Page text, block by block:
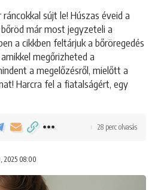
sújt le! Húszas éveid a
már most jegyzeteli a
a cikkben feltárjuk a bőröregedés
megőrizheted a
a megelőzésről, mielőtt a
Harcra fel a fiatalságért, egy
2025 08:00
28 perc olvasás